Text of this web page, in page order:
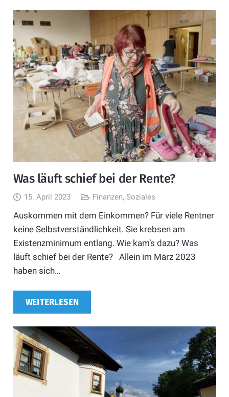
Was läuft schief bei der Rente?
15. April 2023 Finanzen,Soziales
Auskommen mit dem Einkommen? Für viele Rentner
keine Selbstverständlichkeit. Sie krebsen am
Existenzminimum entlang. Wie kam’s dazu? Was
läuft schief bei der Rente? Allein im März 2023
haben sich…
WEITERLESEN